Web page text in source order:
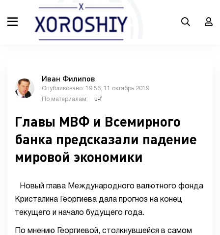
Иван Филипов
Опубликовано: 19:56, 11 октябрь 2019
По материалам:
u-f
Главы МВФ и Всемирного
банка предсказали падение
мировой экономики
Новый глава Международного валютного фонда
Кристалина Георгиева дала прогноз на конец
текущего и начало будущего года.
По мнению Георгиевой, столкнувшейся в самом